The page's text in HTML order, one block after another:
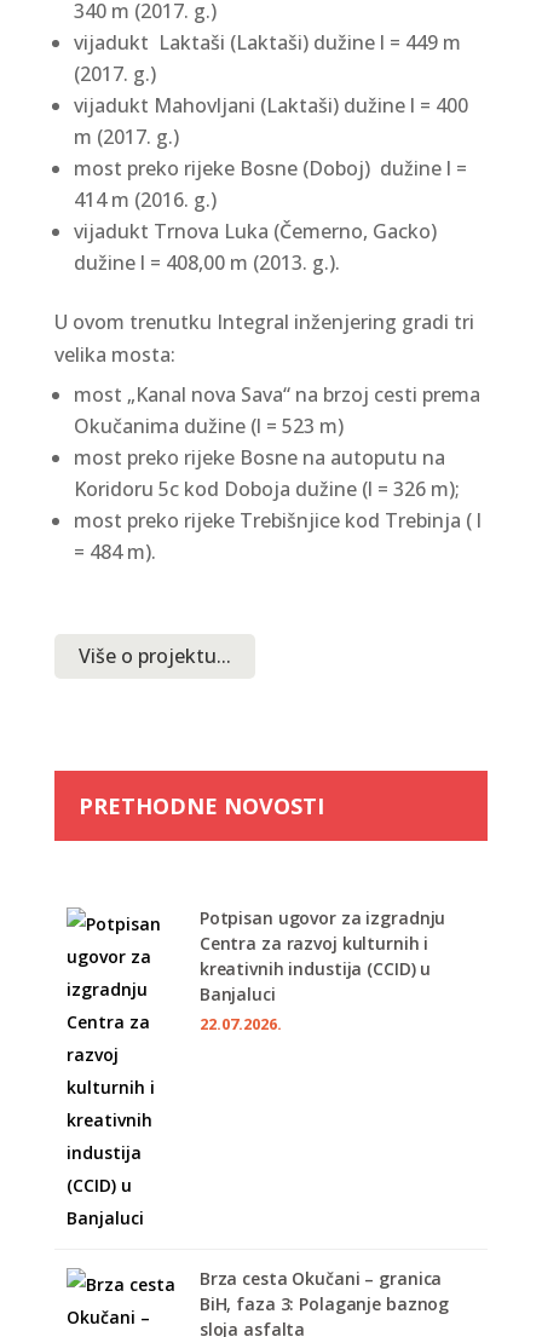
340 m (2017. g.)
vijadukt Laktaši (Laktaši) dužine l = 449 m
(2017. g.)
vijadukt Mahovljani (Laktaši) dužine l = 400
m (2017. g.)
most preko rijeke Bosne (Doboj) dužine l =
414 m (2016. g.)
vijadukt Trnova Luka (Čemerno, Gacko)
dužine l = 408,00 m (2013. g.).
U ovom trenutku Integral inženjering gradi tri
velika mosta:
most „Kanal nova Sava“ na brzoj cesti prema
Okučanima dužine (l = 523 m)
most preko rijeke Bosne na autoputu na
Koridoru 5c kod Doboja dužine (l = 326 m);
most preko rijeke Trebišnjice kod Trebinja ( l
= 484 m).
Više o projektu...
PRETHODNE NOVOSTI
Potpisan ugovor za izgradnju
Centra za razvoj kulturnih i
kreativnih industija (CCID) u
Banjaluci
22.07.2026.
Brza cesta Okučani – granica
BiH, faza 3: Polaganje baznog
sloja asfalta